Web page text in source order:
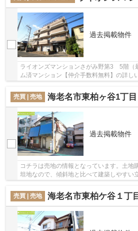
過去掲載物件
ライオンズマンションさがみ野第3 5階
ム済マンション【仲介手数料無料】の詳し
売買 | 売地
海老名市東柏ヶ谷1丁
過去掲載物件
コチラは売地の情報となっています。土地
坦地なので、傾斜地と比べて建築しやすい
売買 | 売地
海老名市東柏ケ谷１丁